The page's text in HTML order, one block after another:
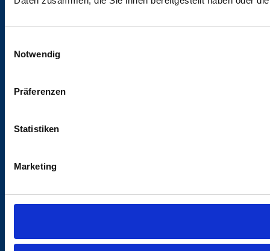
Notwendig
Präferenzen
Statistiken
Marketing